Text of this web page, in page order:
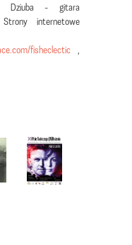
Dziuba - gitara
internetowe
fisheclectic,